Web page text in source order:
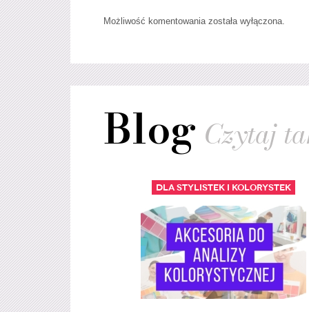
Możliwość komentowania została wyłączona.
Blog Czytaj
Dla stylistek i kolorystek